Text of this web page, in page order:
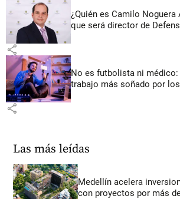
¿Quién es Camilo Noguera
que será director de
share
No es futbolista ni médico:
trabajo más soñado por
share
Las más leídas
Medellín acelera
con proyectos por más